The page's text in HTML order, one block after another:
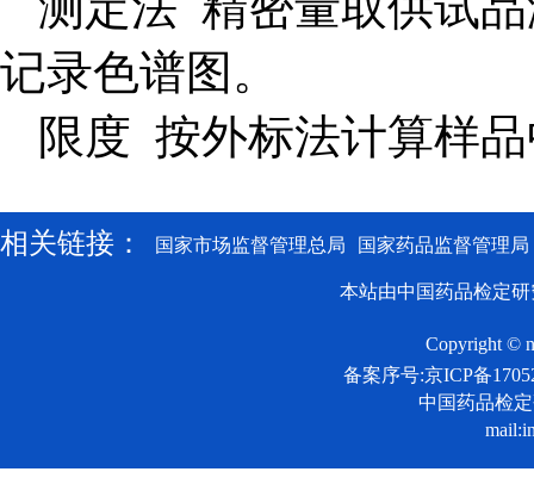
记录色谱图。
限度 按外标法计算样
相关链接： 国家市场监督管理总局 国家药品监督管理局
本站由中国药品检定
Copyright ©
备案序号:京ICP备
中国药品检